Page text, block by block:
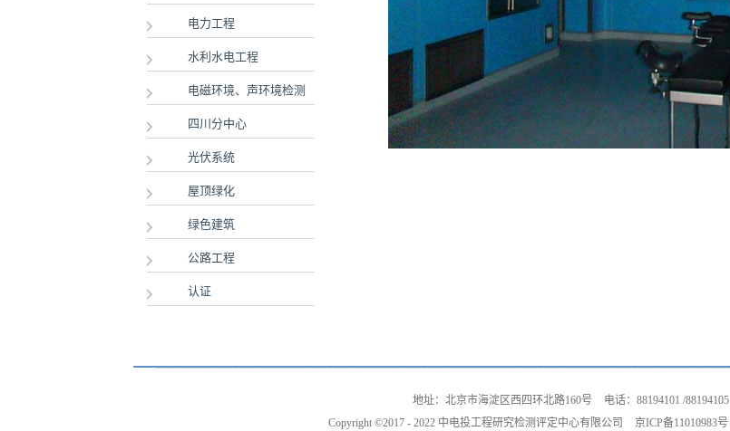
电力工程
水利水电工程
电磁环境、声环境检测
四川分中心
光伏系统
屋顶绿化
绿色建筑
公路工程
认证
Copyright ©2017 - 2022 中电投工程研究检测评定中心有限公司 京ICP备11010983号
地址：北京市海淀区西四环北路160号 电话：88194101 /88194105